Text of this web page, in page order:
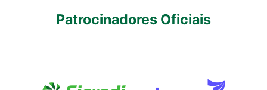
Patrocinadores Oficiais